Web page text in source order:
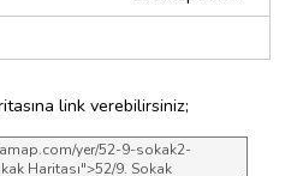
link verebilirsiniz;